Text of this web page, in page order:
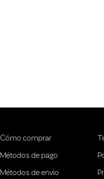
Cómo comprar
Métodos de pago
Métodos de envio